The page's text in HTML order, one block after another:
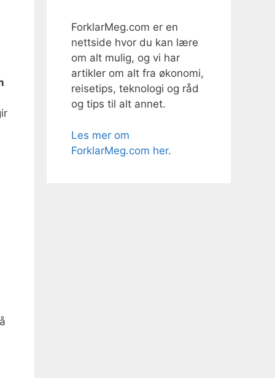
ForklarMeg.com er en
nettside hvor du kan lære
om alt mulig, og vi har
artikler om alt fra økonomi,
reisetips, teknologi og råd
og tips til alt annet.
Les mer om
ForklarMeg.com her.